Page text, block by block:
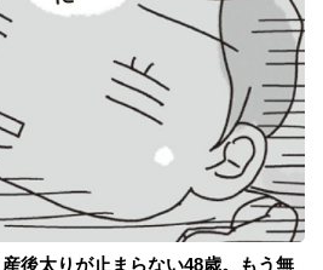
後太りが止まらない48歳。もう無